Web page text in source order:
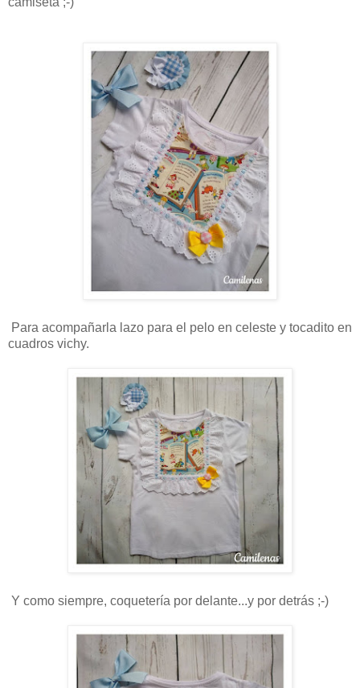
Para acompañarla lazo para el pelo en celeste y tocadito en
cuadros vichy.
Y como siempre, coquetería por delante...y por detrás ;-)